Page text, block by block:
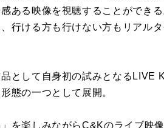
ある映像を視聴することができ
行ける方も行けない方もリアル
として自身初の試みとなるLIVE
態の一つとして展開。
を楽しみながらC&Kのライブ映